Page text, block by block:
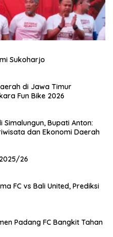
Sukoharjo
di Jawa Timur
Fun Bike 2026
Simalungun, Bupati Anton:
dan Ekonomi Daerah
26
FC vs Bali United, Prediksi
Padang FC Bangkit Tahan